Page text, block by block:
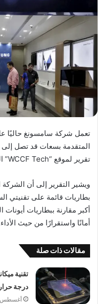
تعمل شركة سامسونغ حاليًا
تقرير لموقع “WCCF Tech” المتخصص في أخبار التكنولوجيا.
ويشير التقرير إلى أن الشركة
بطاريات قائمة على تقنيتي
أكبر مقارنة ببطاريات أيونات
أمانًا واستقرارًا من حيث
مقالات ذات صلة
تقنية
درجة
أغسطس 10, 2026